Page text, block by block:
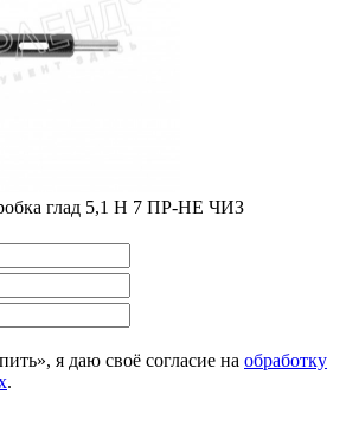
глад 5,1 H 7 ПР-НЕ ЧИЗ
я даю своё согласие на обработку
.